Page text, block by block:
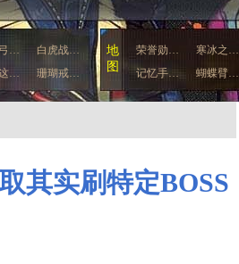
…
白虎战…
… 珊瑚戒…
地
图
荣誉勋… 寒冰之…
记忆手…
蝴蝶臂…
其实刷特定BOSS